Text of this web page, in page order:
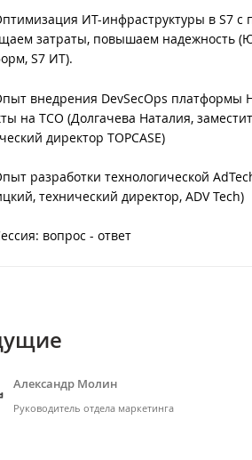
ИТ-инфраструктуры в S7
затраты, повышаем надежность
S7 ИТ).
внедрения DevSecOps платформы
на TCO (Долгачева Наталия,
директор TOPCASE)
разработки технологической
технический директор, ADV Tech)
вопрос - ответ
Александр Молин
Руководитель отдела маркетинга